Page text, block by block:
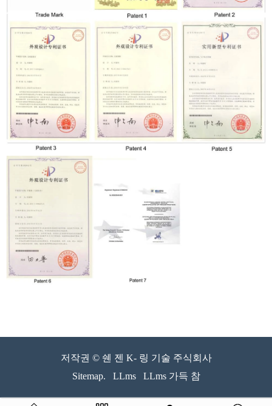
저작권 © 쉔 젠 K- 링 기술 주식회사
Sitemap.
LLms LLms 가득 참